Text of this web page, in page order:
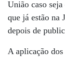
União caso
que já estão na
depois de
A aplicação